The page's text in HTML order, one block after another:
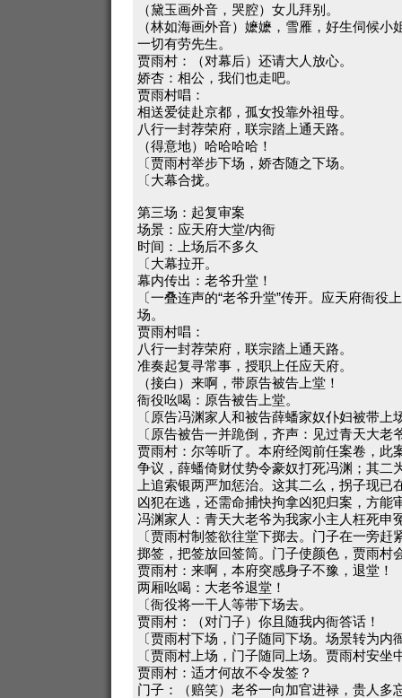
（黛玉画外音，哭腔）女儿拜别。
（林如海画外音）嬷嬷，雪雁，好生伺候
一切有劳先生。
贾雨村：（对幕后）还请大人放心。
娇杏：相公，我们也走吧。
贾雨村唱：
相送爱徒赴京都，孤女投靠外祖母。
八行一封荐荣府，联宗踏上通天路。
（得意地）哈哈哈哈！
〔贾雨村举步下场，娇杏随之下场。
〔大幕合拢。
第三场：起复审案
场景：应天府大堂/内衙
时间：上场后不多久
〔大幕拉开。
幕内传出：老爷升堂！
〔一叠连声的“老爷升堂”传开。应天府衙役
场。
贾雨村唱：
八行一封荐荣府，联宗踏上通天路。
准奏起复寻常事，授职上任应天府。
（接白）来啊，带原告被告上堂！
衙役吆喝：原告被告上堂。
〔原告冯渊家人和被告薛蟠家奴仆妇被带上
〔原告被告一并跪倒，齐声：见过青天大老
贾雨村：尔等听了。本府经阅前任案卷，此
争议，薛蟠倚财仗势令豪奴打死冯渊；其二
上追索银两严加惩治。这其二么，拐子现已
凶犯在逃，还需命捕快拘拿凶犯归案，方能
冯渊家人：青天大老爷为我家小主人枉死申
〔贾雨村制签欲往堂下掷去。门子在一旁
掷签，把签放回签筒。门子使颜色，贾雨村
贾雨村：来啊，本府突感身子不豫，退堂！
两厢吆喝：大老爷退堂！
〔衙役将一干人等带下场去。
贾雨村：（对门子）你且随我内衙答话！
〔贾雨村下场，门子随同下场。场景转为内
〔贾雨村上场，门子随同上场。贾雨村安坐
贾雨村：适才何故不令发签？
门子：（赔笑）老爷一向加官进禄，贵人多